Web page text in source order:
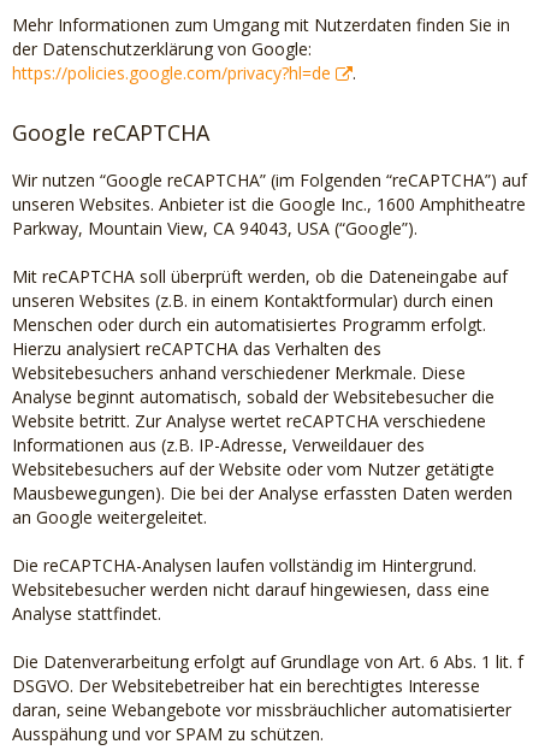
Mehr Informationen zum Umgang mit Nutzerdaten finden Sie in
der Datenschutzerklärung von Google:
https://policies.google.com/privacy?hl=de
.
Google reCAPTCHA
Wir nutzen “Google reCAPTCHA” (im Folgenden “reCAPTCHA”) auf
unseren Websites. Anbieter ist die Google Inc., 1600 Amphitheatre
Parkway, Mountain View, CA 94043, USA (“Google”).
Mit reCAPTCHA soll überprüft werden, ob die Dateneingabe auf
unseren Websites (z.B. in einem Kontaktformular) durch einen
Menschen oder durch ein automatisiertes Programm erfolgt.
Hierzu analysiert reCAPTCHA das Verhalten des
Websitebesuchers anhand verschiedener Merkmale. Diese
Analyse beginnt automatisch, sobald der Websitebesucher die
Website betritt. Zur Analyse wertet reCAPTCHA verschiedene
Informationen aus (z.B. IP-Adresse, Verweildauer des
Websitebesuchers auf der Website oder vom Nutzer getätigte
Mausbewegungen). Die bei der Analyse erfassten Daten werden
an Google weitergeleitet.
Die reCAPTCHA-Analysen laufen vollständig im Hintergrund.
Websitebesucher werden nicht darauf hingewiesen, dass eine
Analyse stattfindet.
Die Datenverarbeitung erfolgt auf Grundlage von Art. 6 Abs. 1 lit. f
DSGVO. Der Websitebetreiber hat ein berechtigtes Interesse
daran, seine Webangebote vor missbräuchlicher automatisierter
Ausspähung und vor SPAM zu schützen.